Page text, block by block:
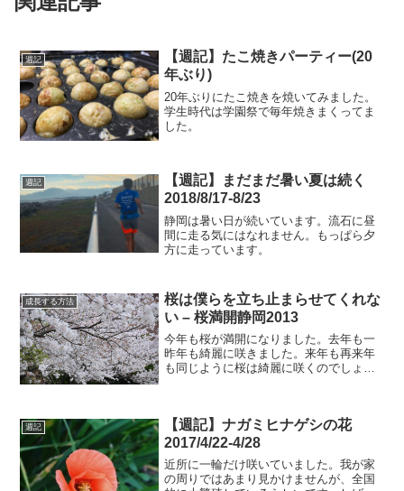
週記
【週記】たこ焼きパーティー(20
年ぶり)
20年ぶりにたこ焼きを焼いてみました。
学生時代は学園祭で毎年焼きまくってま
した。
週記
【週記】まだまだ暑い夏は続く
2018/8/17-8/23
静岡は暑い日が続いています。流石に昼
間に走る気にはなれません。もっぱら夕
方に走っています。
成長する方法
桜は僕らを立ち止まらせてくれな
い – 桜満開静岡2013
今年も桜が満開になりました。去年も一
昨年も綺麗に咲きました。来年も再来年
も同じように桜は綺麗に咲くのでしょ
週記
【週記】ナガミヒナゲシの花
2017/4/22-4/28
近所に一輪だけ咲いていました。我が家
の周りではあまり見かけませんが、全国